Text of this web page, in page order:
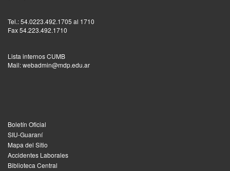
Tel.: 54.0223.492.1705 al 1710
Fax 54.223.492.1710
Lista internos CUMB
Mail: webadmin@mdp.edu.ar
Boletín Oficial
SIU-Guaraní
Mapa del Sitio
Accidentes Laborales
Biblioteca Central